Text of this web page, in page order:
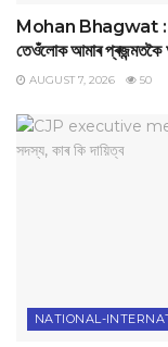
Mohan Bhagwat :
তেওঁলোক আমাৰ
AUGUST 7, 2026 50
NATIONAL-